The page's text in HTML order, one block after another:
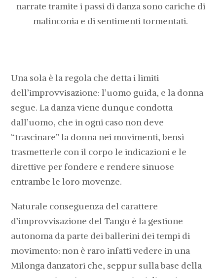
narrate tramite i passi di danza sono cariche di
malinconia e di sentimenti tormentati.
Una sola è la regola che detta i limiti
dell’improvvisazione: l’uomo guida, e la donna
segue. La danza viene dunque condotta
dall’uomo, che in ogni caso non deve
“trascinare” la donna nei movimenti, bensì
trasmetterle con il corpo le indicazioni e le
direttive per fondere e rendere sinuose
entrambe le loro movenze.
Naturale conseguenza del carattere
d’improvvisazione del Tango è la gestione
autonoma da parte dei ballerini dei tempi di
movimento: non è raro infatti vedere in una
Milonga danzatori che, seppur sulla base della